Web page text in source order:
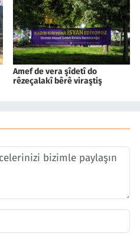
Amef de vera şîdetî do
rêzeçalakî bêrê viraştiş